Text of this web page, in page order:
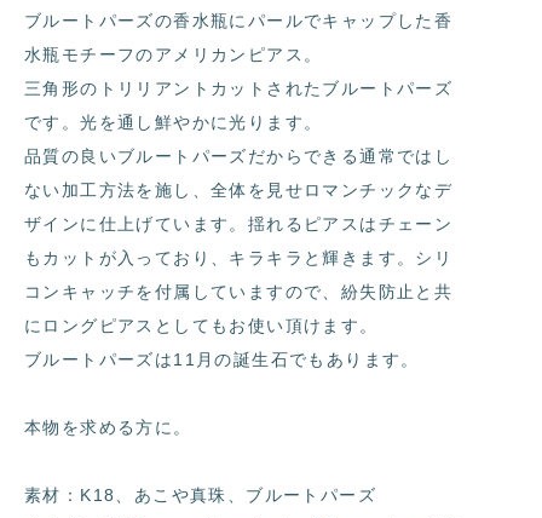
ブルートパーズの香水瓶にパールでキャップした香
水瓶モチーフのアメリカンピアス。
三角形のトリリアントカットされたブルートパーズ
です。光を通し鮮やかに光ります。
品質の良いブルートパーズだからできる通常ではし
ない加工方法を施し、全体を見せロマンチックなデ
ザインに仕上げています。揺れるピアスはチェーン
もカットが入っており、キラキラと輝きます。シリ
コンキャッチを付属していますので、紛失防止と共
にロングピアスとしてもお使い頂けます。
ブルートパーズは11月の誕生石でもあります。
本物を求める方に。
素材：K18、あこや真珠、ブルートパーズ